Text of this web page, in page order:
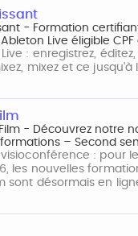
- Formation
Live éligible CPF
: enregistrez,
mixez et ce jusqu'à
- Découvrez notre
– Second
: pour
les nouvelles
sont désormais en